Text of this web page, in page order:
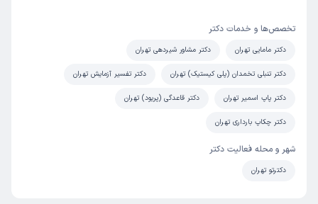
تخصص‌ها و خدمات دکتر
دکتر مامایی تهران دکتر مشاور شیردهی تهران
دکتر تنبلی تخمدان (پلی کیستیک) تهران دکتر تفسیر آزمایش تهران
دکتر پاپ اسمیر تهران دکتر قاعدگی (پریود) تهران
دکتر چکاپ بارداری تهران
شهر و محله فعالیت دکتر
دکترتو تهران